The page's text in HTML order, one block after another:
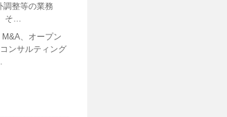
調整等の業務
そ…
、オープン
ンサルティング